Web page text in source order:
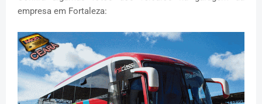
empresa em Fortaleza: